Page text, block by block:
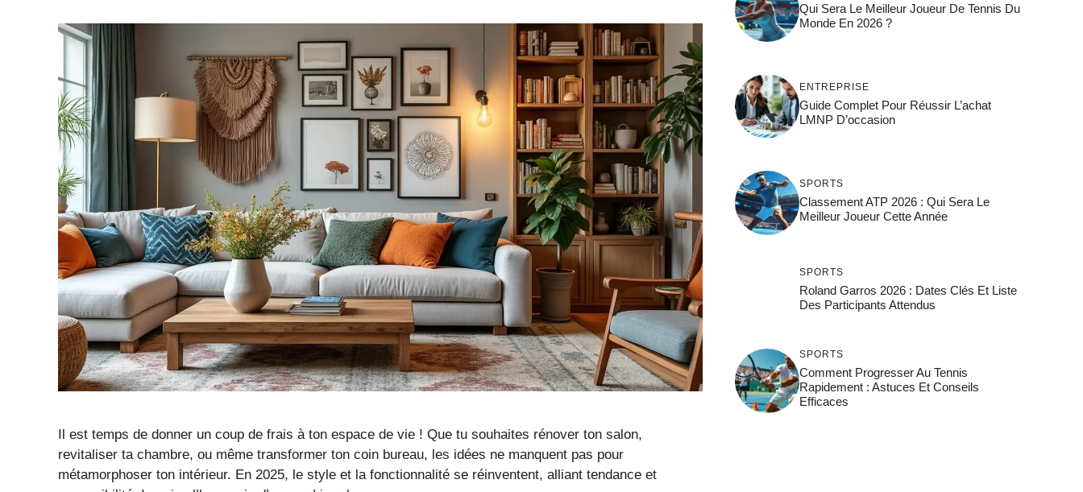
Il est temps de donner un coup de frais à ton espace de vie ! Que tu souhaites rénover ton salon,
revitaliser ta chambre, ou même transformer ton coin bureau, les idées ne manquent pas pour
métamorphoser ton intérieur. En 2025, le style et la fonctionnalité se réinventent, alliant tendance et
Qui Sera Le Meilleur Joueur De Tennis Du
Monde En 2026 ?
ENTREPRISE
Guide Complet Pour Réussir L’achat
LMNP D’occasion
SPORTS
Classement ATP 2026 : Qui Sera Le
Meilleur Joueur Cette Année
SPORTS
Roland Garros 2026 : Dates Clés Et Liste
Des Participants Attendus
SPORTS
Comment Progresser Au Tennis
Rapidement : Astuces Et Conseils
Efficaces